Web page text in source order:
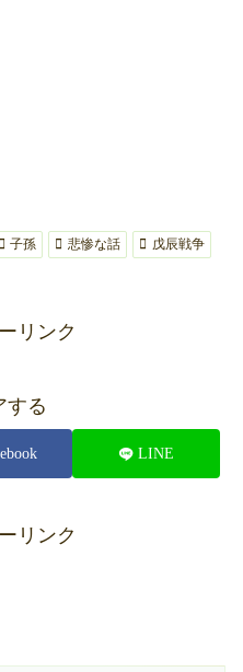
子孫 悲惨な話 戊辰戦争
リンク
する
LINE
リンク